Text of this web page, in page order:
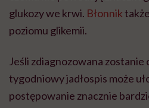
glukozy we krwi. Błonnik
poziomu glikemii.
Jeśli zdiagnozowana zostanie
tygodniowy jadłospis może
postępowanie znacznie